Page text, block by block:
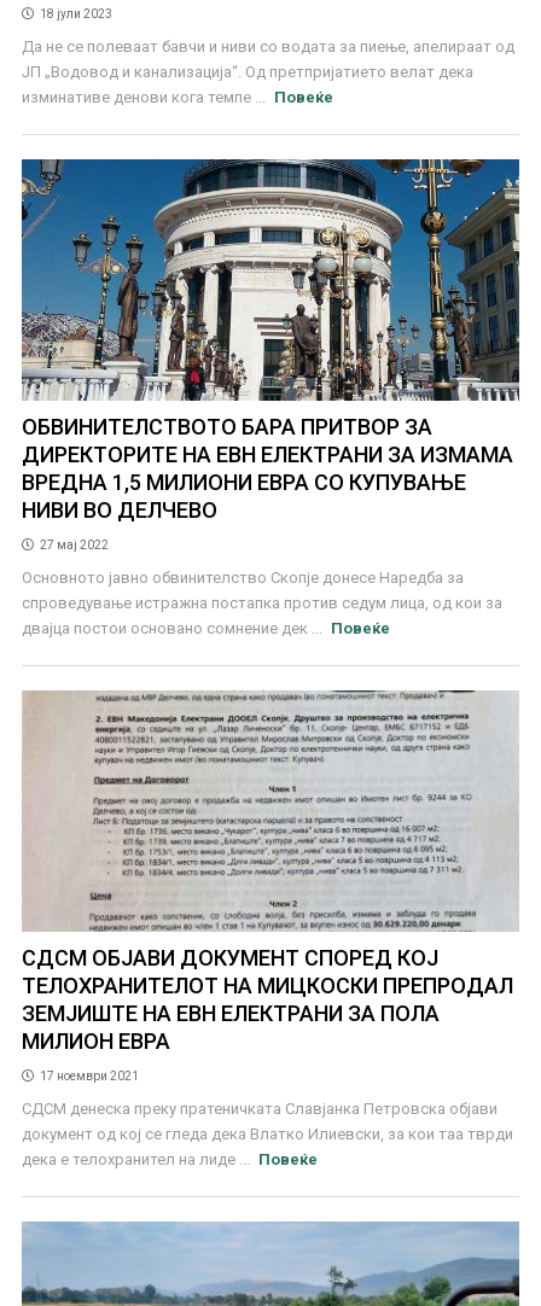
18 јули 2023
Да не се полеваат бавчи и ниви со водата за пиење, апелираат од
ЈП „Водовод и канализација“. Од претпријатието велат дека
изминативе денови кога темпе ...
Повеќе
ОБВИНИТЕЛСТВОТО БАРА ПРИТВОР ЗА
ДИРЕКТОРИТЕ НА ЕВН ЕЛЕКТРАНИ ЗА ИЗМАМА
ВРЕДНА 1,5 МИЛИОНИ ЕВРА СО КУПУВАЊЕ
НИВИ ВО ДЕЛЧЕВО
27 мај 2022
Основното јавно обвинителство Скопје донесе Наредба за
спроведување истражна постапка против седум лица, од кои за
двајца постои основано сомнение дек ...
Повеќе
СДСМ ОБЈАВИ ДОКУМЕНТ СПОРЕД КОЈ
ТЕЛОХРАНИТЕЛОТ НА МИЦКОСКИ ПРЕПРОДАЛ
ЗЕМЈИШТЕ НА ЕВН ЕЛЕКТРАНИ ЗА ПОЛА
МИЛИОН ЕВРА
17 ноември 2021
СДСМ денеска преку пратеничката Славјанка Петровска објави
документ од кој се гледа дека Влатко Илиевски, за кои таа тврди
дека е телохранител на лиде ...
Повеќе